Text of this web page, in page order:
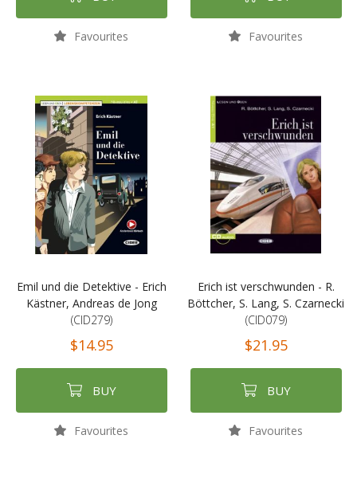
Favourites Favourites
Emil und die Detektive - Erich
Kästner, Andreas de Jong
(CID279)
$14.95
BUY
Favourites
Erich ist verschwunden - R.
Böttcher, S. Lang, S. Czarnecki
(CID079)
$21.95
BUY
Favourites